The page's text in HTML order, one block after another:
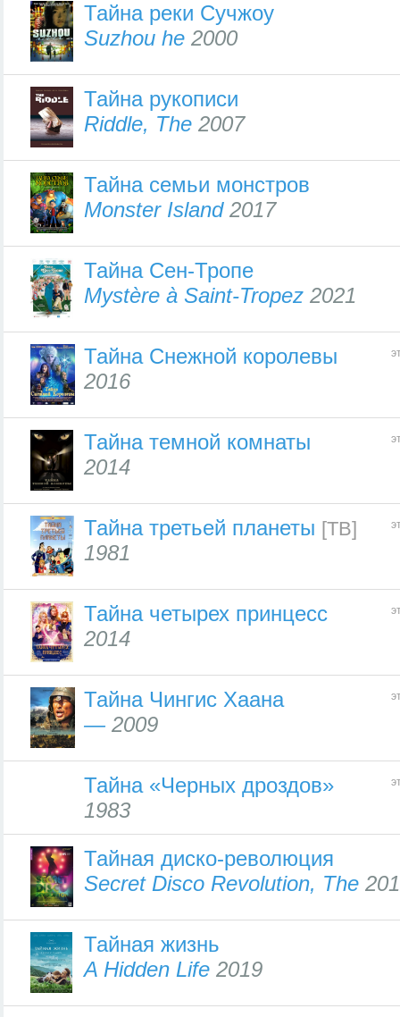
Тайна реки Сучжоу
Suzhou he 2000
Тайна рукописи
Riddle, The 2007
Тайна семьи монстров
Monster Island2017
Тайна Сен-Тропе
Mystère à Saint-Tropez 2021
Тайна Снежной королевы
2016
Тайна темной комнаты
2014
Тайна третьей планеты [ТВ]
1981
Тайна четырех принцесс
2014
Тайна Чингис Хаана
— 2009
Тайна «Черных дроздов»
1983
Тайная диско-революция
Secret Disco Revolution, The
Тайная жизнь
A Hidden Life 2019